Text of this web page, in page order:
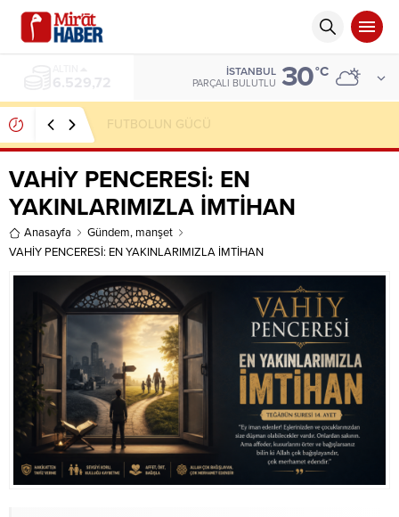
6.529,72
İSTANBUL
PARÇALI BULUTLU 30°C
FUTBOLUN GÜCÜ
VAHİY PENCERESİ: EN
YAKINLARIMIZLA İMTİHAN
Anasayfa Gündem, manşet
VAHİY PENCERESİ: EN YAKINLARIMIZLA İMTİHAN